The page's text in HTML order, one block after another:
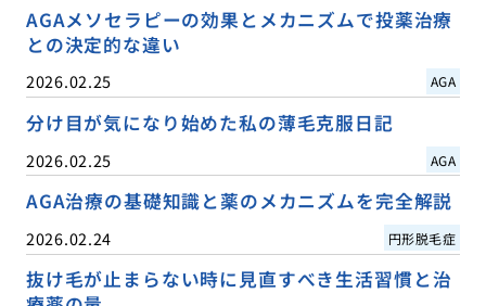
AGAメソセラピーの効果とメカニズムで投薬治療
との決定的な違い
2026.02.25 AGA
分け目が気になり始めた私の薄毛克服日記
2026.02.25 AGA
AGA治療の基礎知識と薬のメカニズムを完全解説
2026.02.24 円形脱毛症
抜け毛が止まらない時に見直すべき生活習慣と治